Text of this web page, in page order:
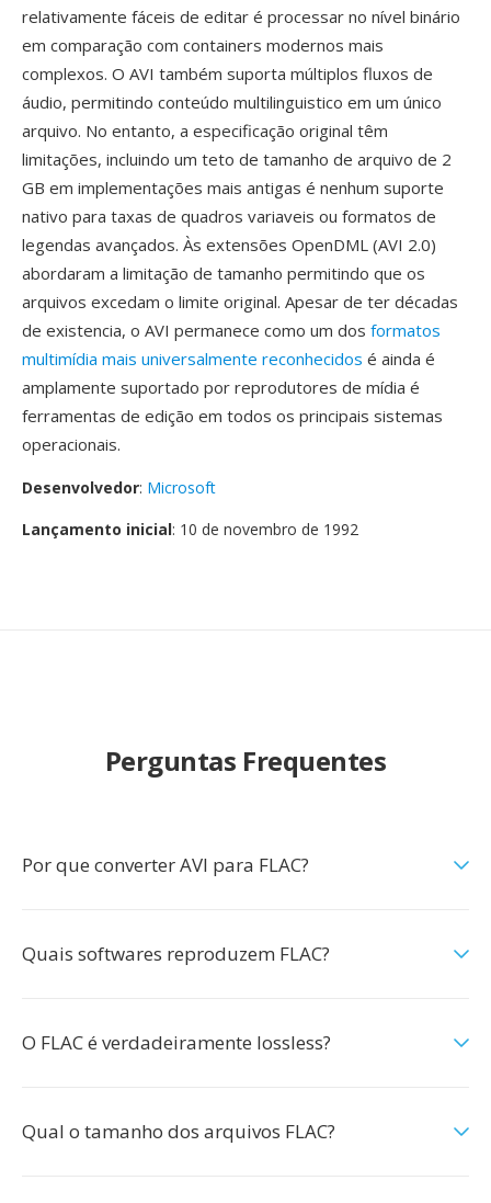
relativamente fáceis de editar é processar no nível binário
em comparação com containers modernos mais
complexos. O AVI também suporta múltiplos fluxos de
áudio, permitindo conteúdo multilinguistico em um único
arquivo. No entanto, a especificação original têm
limitações, incluindo um teto de tamanho de arquivo de 2
GB em implementações mais antigas é nenhum suporte
nativo para taxas de quadros variaveis ou formatos de
legendas avançados. Às extensões OpenDML (AVI 2.0)
abordaram a limitação de tamanho permitindo que os
arquivos excedam o limite original. Apesar de ter décadas
de existencia, o AVI permanece como um dos formatos
multimídia mais universalmente reconhecidos é ainda é
amplamente suportado por reprodutores de mídia é
ferramentas de edição em todos os principais sistemas
operacionais.
Desenvolvedor: Microsoft
Lançamento inicial: 10 de novembro de 1992
Perguntas Frequentes
Por que converter AVI para FLAC?
Quais softwares reproduzem FLAC?
O FLAC é verdadeiramente lossless?
Qual o tamanho dos arquivos FLAC?